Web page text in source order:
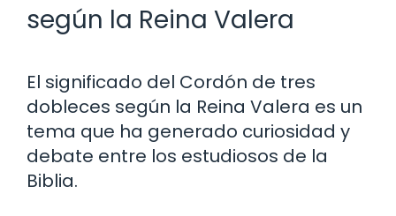
según la Reina Valera
El significado del Cordón de tres
dobleces según la Reina Valera es un
tema que ha generado curiosidad y
debate entre los estudiosos de la
Biblia.